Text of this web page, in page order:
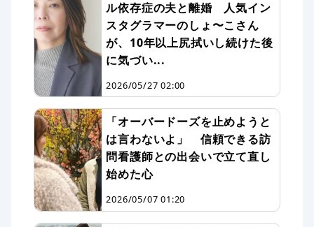
ル依存症の夫と離婚 人気イン
スタグラマーのしょ〜こさん
が、10年以上尻拭いし続けた後
に気づい...
2026/05/27 02:00
「オーバードーズを止めようと
は言わないよ」 信頼できる訪
問看護師との出会いで立て直し
始めた心
2026/05/07 01:20